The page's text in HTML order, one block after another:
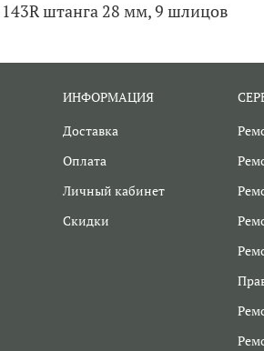
штанга 28 мм, 9 шлицов
ИНФОРМАЦИЯ
Доставка
Оплата
Личный кабинет
Скидки